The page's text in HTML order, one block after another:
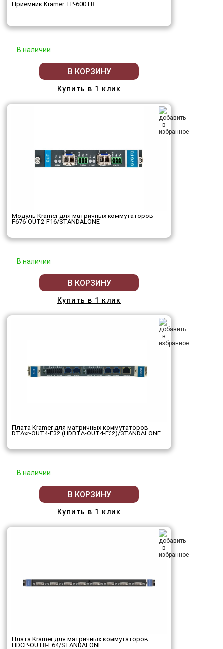
Приёмник Kramer TP-600TR
В наличии
В КОРЗИНУ
Купить в 1 клик
Модуль Kramer для матричных коммутаторов
F676-OUT2-F16/STANDALONE
В наличии
В КОРЗИНУ
Купить в 1 клик
Плата Kramer для матричных коммутаторов
DTAxr-OUT4-F32 (HDBTA-OUT4-F32)/STANDALONE
В наличии
В КОРЗИНУ
Купить в 1 клик
Плата Kramer для матричных коммутаторов
HDCP-OUT8-F64/STANDALONE